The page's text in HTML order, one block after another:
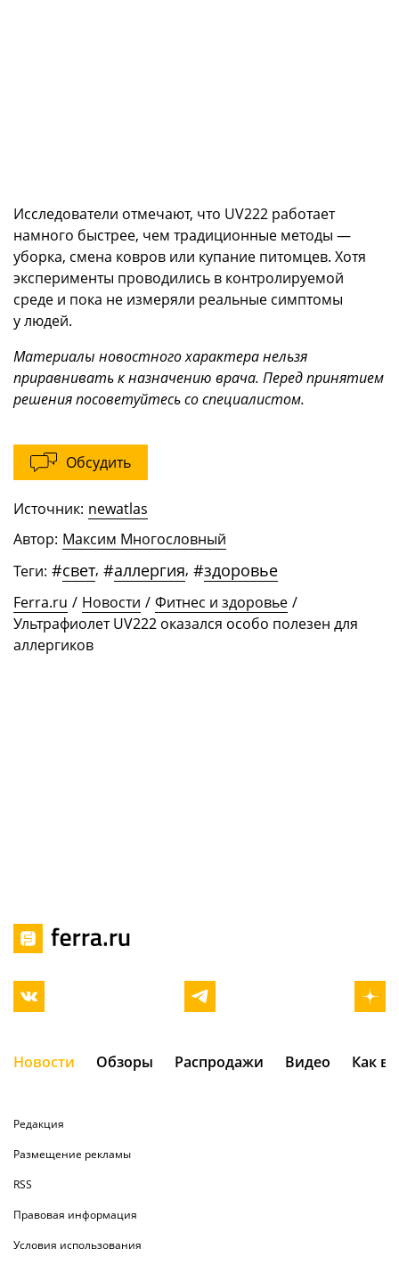
Исследователи отмечают, что UV222 работает
намного быстрее, чем традиционные методы —
уборка, смена ковров или купание питомцев. Хотя
эксперименты проводились в контролируемой
среде и пока не измеряли реальные симптомы
у людей.
Материалы новостного характера нельзя
приравнивать к назначению врача. Перед принятием
решения посоветуйтесь со специалистом.
Обсудить
Источник: newatlas
Автор: Максим Многословный
Теги: #свет, #аллергия, #здоровье
Ferra.ru / Новости / Фитнес и здоровье /
Ультрафиолет UV222 оказался особо полезен для
аллергиков
Новости Обзоры Распродажи Видео Как
Редакция
Размещение рекламы
RSS
Правовая информация
Условия использования